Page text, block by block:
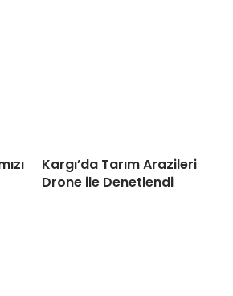
Kargı’da Tarım Arazileri
Drone ile Denetlendi